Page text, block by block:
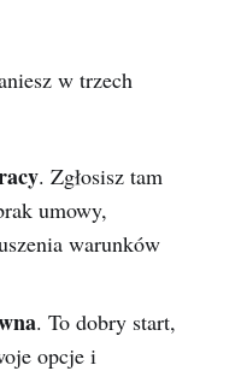
w trzech
. Zgłosisz tam
umowy,
warunków
. To dobry start,
opcje i